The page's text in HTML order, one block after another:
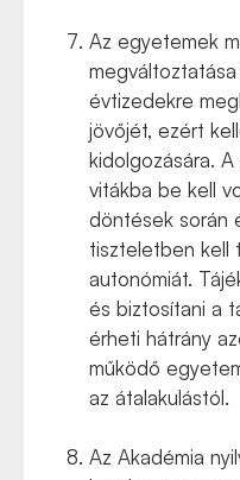
Az egyetemek
évtizedekre
jövőjét, ezért
kidolgozására.
vitákba be kell
döntések során
tiszteletben kell
autonómiát.
és biztosítani a
érheti hátrány
működő
az átalakulástól.
Az Akadémia